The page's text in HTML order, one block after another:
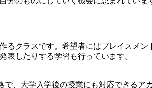
クラスです。希望者にはプレイスメン
表したりする学習も行っています。
、大学入学後の授業にも対応できるア